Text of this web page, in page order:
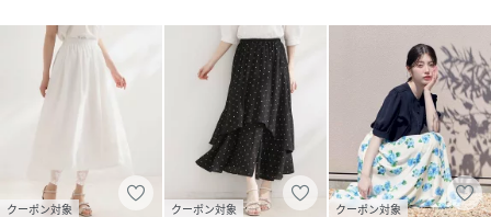
クーポン対象 クーポン対象 クーポン対象